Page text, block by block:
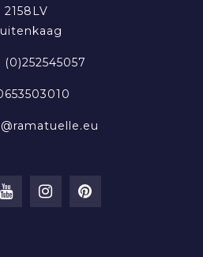
2158LV
(0)252545057